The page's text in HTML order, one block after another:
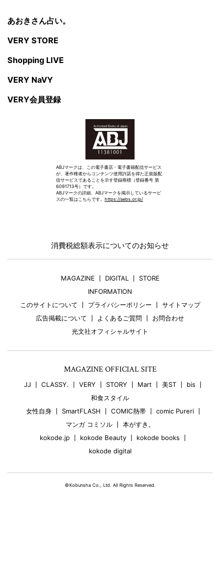
あおきさん占い。
VERY STORE
Shopping LIVE
VERY NaVY
VERY会員登録
ABJマークは、この電子書店・電子書籍配信サービス
が、著作権者からコンテンツ使用許諾を得た正規版配
信サービスであることを示す登録商標（登録番号 第
6091713号）です。
ABJマークの詳細、ABJマークを掲示しているサービ
スの一覧はこちらです。 https://aebs.or.jp/
消費税総額表示についてのお知らせ
MAGAZINE DIGITAL
STORE
INFORMATION
このサイトについて
プライバシーポリシー
サイトマップ
広告掲載について
よくあるご質問
お問合わせ
光文社オフィシャルサイト
MAGAZINE OFFICIAL SITE
JJ CLASSY. VERY STORY Mart 美ST
bis
和食スタイル
女性自身
SmartFLASH COMIC熱帯
comic Pureri
マンガ コミソル
本がすき。
kokode.jp
kokode Beauty
kokode books
kokode digital
©Kobunsha Co., Ltd. All Rights Reserved.